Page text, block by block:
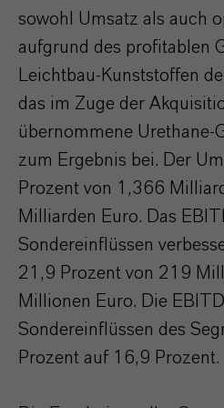
sowohl Umsatz als auch
aufgrund des profitablen
Leichtbau-Kunststoffen
das im Zuge der
übernommene Urethane-
zum Ergebnis bei. Der
Prozent von 1,366
Milliarden Euro. Das
Sondereinflüssen
21,9 Prozent von 219
Millionen Euro. Die
Sondereinflüssen des
Prozent auf 16,9 Prozent.